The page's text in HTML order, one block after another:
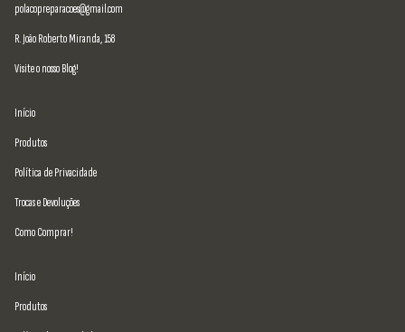
polacopreparacoes@gmail.com
R. João Roberto Miranda, 158
Visite o nosso Blog!
Início
Produtos
Política de Privacidade
Trocas e Devoluções
Como Comprar!
Início
Produtos